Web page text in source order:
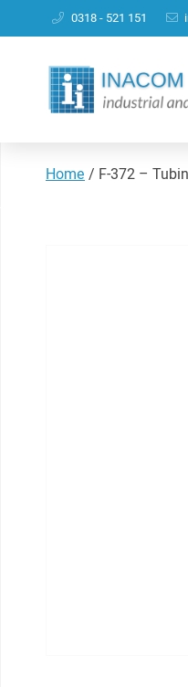
0318 - 521 151
Home/ F-372 –